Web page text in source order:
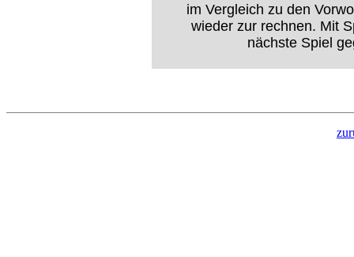
im Vergleich zu den
wieder zur rechnen. Mit
nächste Spiel